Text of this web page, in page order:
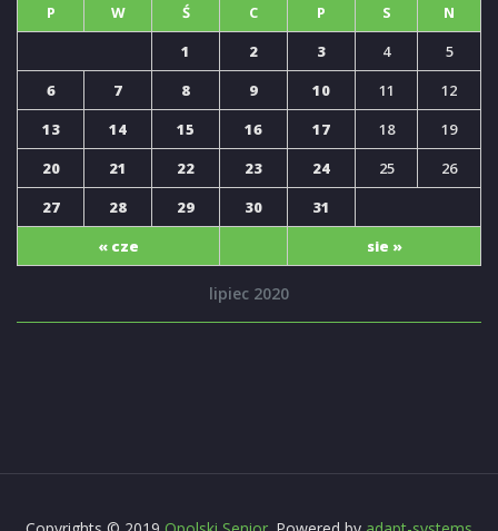
lipiec 2020
P W Ś C P S N
« cze sie »
1 2 3 4
5
6
7 8 9 10 11
12
13
14 15 16 17 18
19
20
21 22 23 24 25
26
27
28 29 30 31